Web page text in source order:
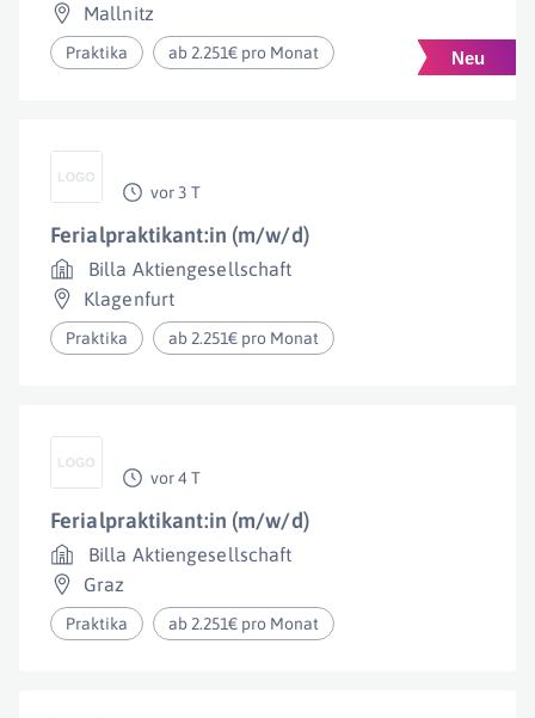
Mallnitz
Praktika ab 2.251€ pro Monat
vor 3 T
Ferialpraktikant:in (m/w/d)
Billa Aktiengesellschaft
Klagenfurt
Praktika ab 2.251€ pro Monat
vor 4 T
Ferialpraktikant:in (m/w/d)
Billa Aktiengesellschaft
Graz
Praktika ab 2.251€ pro Monat